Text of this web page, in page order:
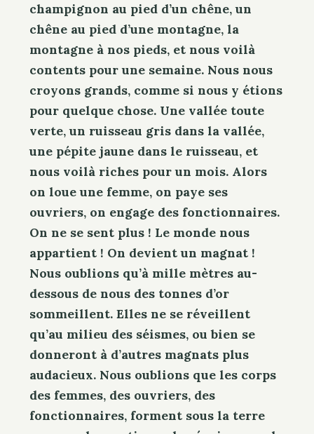
champignon au pied d’un chêne, un
chêne au pied d’une montagne, la
montagne à nos pieds, et nous voilà
contents pour une semaine. Nous nous
croyons grands, comme si nous y étions
pour quelque chose. Une vallée toute
verte, un ruisseau gris dans la vallée,
une pépite jaune dans le ruisseau, et
nous voilà riches pour un mois. Alors
on loue une femme, on paye ses
ouvriers, on engage des fonctionnaires.
On ne se sent plus ! Le monde nous
appartient ! On devient un magnat !
Nous oublions qu’à mille mètres au-
dessous de nous des tonnes d’or
sommeillent. Elles ne se réveillent
qu’au milieu des séismes, ou bien se
donneront à d’autres magnats plus
audacieux. Nous oublions que les corps
des femmes, des ouvriers, des
fonctionnaires, forment sous la terre